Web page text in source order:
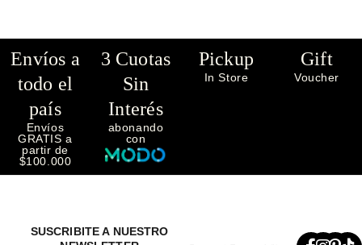
Envíos a
todo el
país
Envíos
GRATIS a
partir de
$100.000
3 Cuotas
Sin
Interés
abonando
con
Pickup
In Store
Gift
Voucher
SUSCRIBITE A NUESTRO